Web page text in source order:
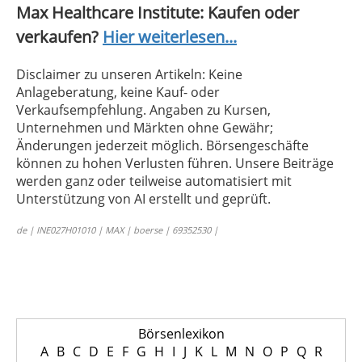
Max Healthcare Institute: Kaufen oder
verkaufen? Hier weiterlesen...
Disclaimer zu unseren Artikeln: Keine
Anlageberatung, keine Kauf- oder
Verkaufsempfehlung. Angaben zu Kursen,
Unternehmen und Märkten ohne Gewähr;
Änderungen jederzeit möglich. Börsengeschäfte
können zu hohen Verlusten führen. Unsere Beiträge
werden ganz oder teilweise automatisiert mit
Unterstützung von AI erstellt und geprüft.
de | INE027H01010 | MAX | boerse | 69352530 |
Börsenlexikon
A B C D E F G H I J K L M N O P Q R